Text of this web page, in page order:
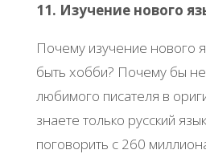
11. Изучение нового
Почему изучение нового
быть хобби? Почему бы
любимого писателя в
знаете только русский
поговорить с 260